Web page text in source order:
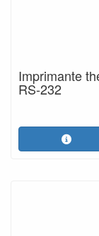
Imprimante
RS-232